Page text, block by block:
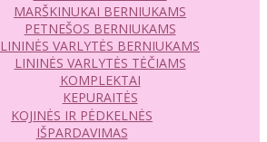
MARŠKINUKAI BERNIUKAMS
PETNEŠOS BERNIUKAMS
LININĖS VARLYTĖS BERNIUKAMS
LININĖS VARLYTĖS TĖČIAMS
KOMPLEKTAI
KEPURAITĖS
KOJINĖS IR PĖDKELNĖS
IŠPARDAVIMAS